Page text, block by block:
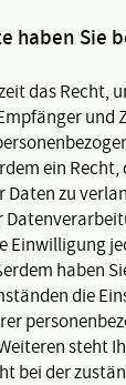
haben Sie
das Recht,
und
ein
Daten zu
Einwilligung
haben
die
steht
bei der